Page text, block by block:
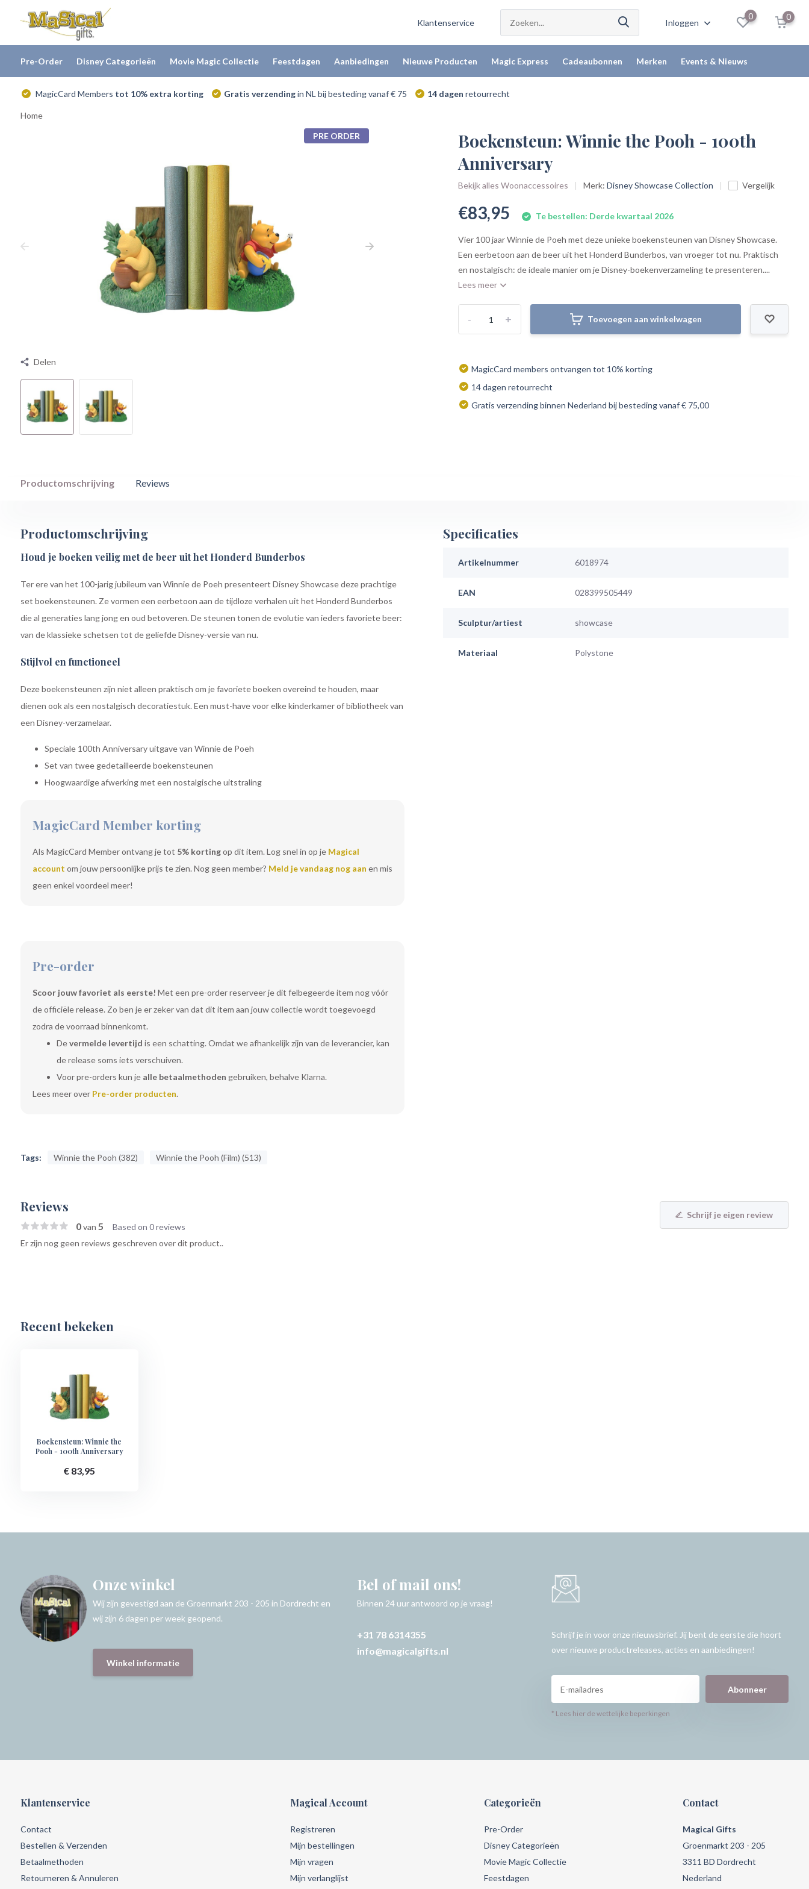
Klantenservice Inloggen
0 0
Pre-Order Disney Categorieën Movie Magic Collectie Feestdagen Aanbiedingen Nieuwe Producten Magic Express Cadeaubonnen Merken Events & Nieuws
MagicCard Members tot 10% extra korting Gratis verzendingin NL bij besteding vanaf € 75 14 dagen retourrecht
Home
PRE ORDER
Delen
Boekensteun: Winnie the Pooh - 100th
Anniversary
Bekijk alles Woonaccessoires Merk:Disney Showcase Collection Vergelijk
€83,95 Te bestellen: Derde kwartaal 2026
Vier 100 jaar Winnie de Poeh met deze unieke boekensteunen van Disney Showcase.
Een eerbetoon aan de beer uit het Honderd Bunderbos, van vroeger tot nu. Praktisch
en nostalgisch: de ideale manier om je Disney-boekenverzameling te presenteren....
Lees meer
+
- Toevoegen aan winkelwagen
MagicCard members ontvangen tot 10% korting
14 dagen retourrecht
Gratis verzending binnen Nederland bij besteding vanaf € 75,00
Productomschrijving Reviews
Productomschrijving
Houd je boeken veilig met de beer uit het Honderd Bunderbos
Ter ere van het 100-jarig jubileum van Winnie de Poeh presenteert Disney Showcase deze prachtige
set boekensteunen. Ze vormen een eerbetoon aan de tijdloze verhalen uit het Honderd Bunderbos
die al generaties lang jong en oud betoveren. De steunen tonen de evolutie van ieders favoriete beer:
van de klassieke schetsen tot de geliefde Disney-versie van nu.
Stijlvol en functioneel
Deze boekensteunen zijn niet alleen praktisch om je favoriete boeken overeind te houden, maar
dienen ook als een nostalgisch decoratiestuk. Een must-have voor elke kinderkamer of bibliotheek van
een Disney-verzamelaar.
Speciale 100th Anniversary uitgave van Winnie de Poeh
Set van twee gedetailleerde boekensteunen
Hoogwaardige afwerking met een nostalgische uitstraling
MagicCard Member korting
Als MagicCard Member ontvang je tot 5% kortingop dit item. Log snel in op je Magical
account om jouw persoonlijke prijs te zien. Nog geen member? Meld je vandaag nog aan en mis
geen enkel voordeel meer!
Pre-order
Scoor jouw favoriet als eerste! Met een pre-order reserveer je dit felbegeerde item nog vóór
de officiële release. Zo ben je er zeker van dat dit item aan jouw collectie wordt toegevoegd
zodra de voorraad binnenkomt.
Devermelde levertijd is een schatting. Omdat we afhankelijk zijn van de leverancier, kan
de release soms iets verschuiven.
Voor pre-orders kun je alle betaalmethoden gebruiken, behalve Klarna.
Lees meer over Pre-order producten.
Tags: Winnie the Pooh (382) Winnie the Pooh (Film) (513)
Specificaties
Artikelnummer 6018974
EAN 028399505449
Sculptur/artiest showcase
Materiaal Polystone
Reviews
0van 5 Based on 0 reviews
Schrijf je eigen review
Er zijn nog geen reviews geschreven over dit product..
Recent bekeken
Boekensteun: Winnie the
Pooh - 100th Anniversary
€ 83,95
Onze winkel
Wij zijn gevestigd aan de Groenmarkt 203 - 205 in Dordrecht en
wij zijn 6 dagen per week geopend.
Winkel informatie
Bel of mail ons!
Binnen 24 uur antwoord op je vraag!
+31 78 6314355
info@magicalgifts.nl
Schrijf je in voor onze nieuwsbrief. Jij bent de eerste die hoort
over nieuwe productreleases, acties en aanbiedingen!
Abonneer
* Lees hier de wettelijke beperkingen
Klantenservice
Contact
Bestellen & Verzenden
Betaalmethoden
Retourneren & Annuleren
Magical Account
Registreren
Mijn bestellingen
Mijn vragen
Mijn verlanglijst
Categorieën
Pre-Order
Disney Categorieën
Movie Magic Collectie
Feestdagen
Contact
Magical Gifts
Groenmarkt 203 - 205
3311 BD Dordrecht
Nederland